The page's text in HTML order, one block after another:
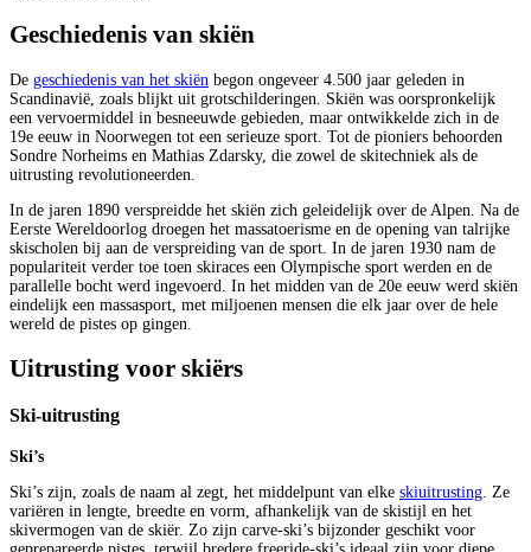
Geschiedenis van skiën
De geschiedenis van het skiën begon ongeveer 4.500 jaar geleden in
Scandinavië, zoals blijkt uit grotschilderingen. Skiën was oorspronkelijk
een vervoermiddel in besneeuwde gebieden, maar ontwikkelde zich in de
19e eeuw in Noorwegen tot een serieuze sport. Tot de pioniers behoorden
Sondre Norheims en Mathias Zdarsky, die zowel de skitechniek als de
uitrusting revolutioneerden.
In de jaren 1890 verspreidde het skiën zich geleidelijk over de Alpen. Na de
Eerste Wereldoorlog droegen het massatoerisme en de opening van talrijke
skischolen bij aan de verspreiding van de sport. In de jaren 1930 nam de
populariteit verder toe toen skiraces een Olympische sport werden en de
parallelle bocht werd ingevoerd. In het midden van de 20e eeuw werd skiën
eindelijk een massasport, met miljoenen mensen die elk jaar over de hele
wereld de pistes op gingen.
Uitrusting voor skiërs
Ski-uitrusting
Ski’s
Ski’s zijn, zoals de naam al zegt, het middelpunt van elke skiuitrusting . Ze
variëren in lengte, breedte en vorm, afhankelijk van de skistijl en het
skivermogen van de skiër. Zo zijn carve-ski’s bijzonder geschikt voor